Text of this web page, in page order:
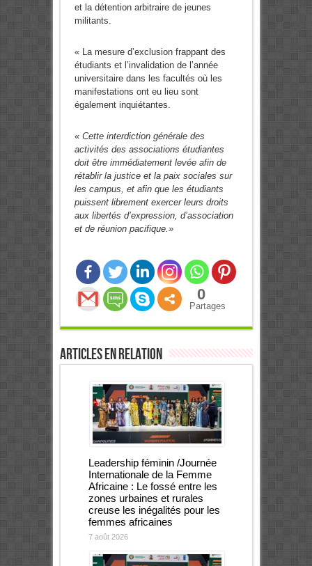
et la détention arbitraire de jeunes
militants.
« La mesure d’exclusion frappant des
étudiants et l’invalidation de l’année
universitaire dans les facultés où les
manifestations ont eu lieu sont
également inquiétantes.
« Cette interdiction générale des
activités des associations étudiantes
doit être immédiatement levée afin de
rétablir la justice et la paix sociales sur
les campus, et afin que les étudiants
puissent librement exercer leurs droits
aux libertés d’expression, d’association
et de réunion pacifique.»
0
Partages
Articles en relation
Leadership féminin /Journée
Internationale de la Femme
Africaine : Le fossé entre les
zones urbaines et rurales
creuse les inégalités pour les
femmes africaines
7 août 2026